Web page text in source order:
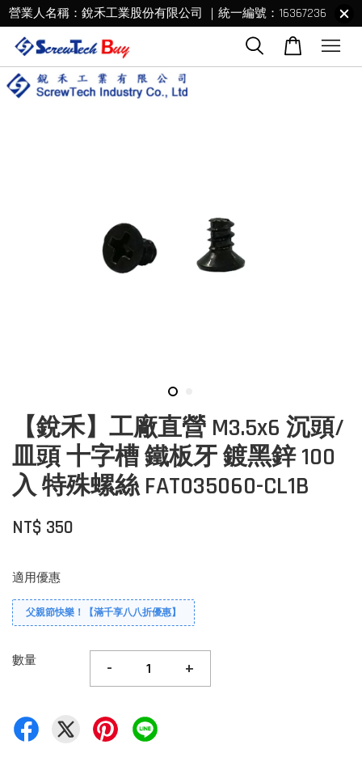
營業人名稱：銳禾工業股份有限公司 ｜統一編號：16367236
【銳禾】工廠直營 M3.5x6 沉頭/
皿頭 十字槽 鐵板牙 鍍黑鋅 100
入 特殊螺絲 FAT035060-CL1B
NT$ 350
適用優惠
父親節快樂！【滿千享八八折優惠】
數量 - +